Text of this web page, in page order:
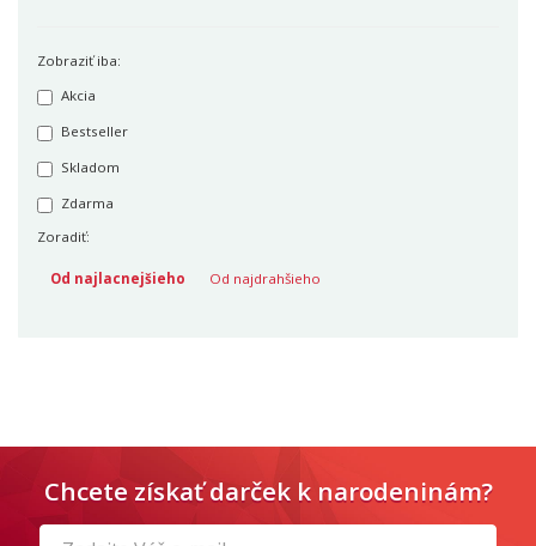
Zobraziť iba:
Akcia
Bestseller
Skladom
Zdarma
Zoradiť:
Od najlacnejšieho Od najdrahšieho
Chcete získať darček k narodeninám?